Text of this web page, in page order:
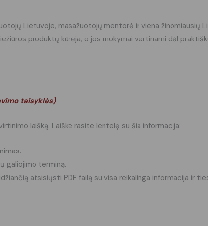
Lietuvoje, masažuotojų mentorė ir viena žinomiausių
produktų kūrėja, o jos mokymai vertinami dėl
taisyklės)
laišką. Laiške rasite lentelę su šia informacija:
galiojimo terminą.
atsisiųsti PDF failą su visa reikalinga informacija ir